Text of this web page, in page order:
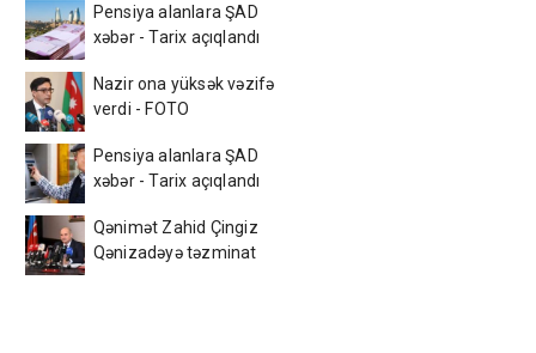
Pensiya alanlara ŞAD
xəbər - Tarix açıqlandı
Nazir ona yüksək vəzifə
verdi - FOTO
Pensiya alanlara ŞAD
xəbər - Tarix açıqlandı
Qənimət Zahid Çingiz
Qənizadəyə təzminat